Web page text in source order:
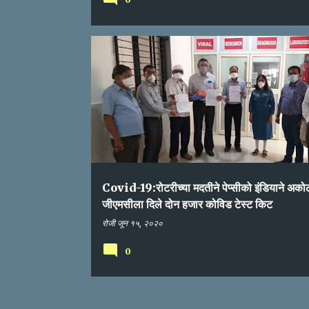
Covid-19:रोटरीच्या मदतीने पेप्सीको इंडियाने
जीएमसीला दिले दोन हजार कोविड टेस्ट किट
रोजीजून १५, २०२०
पेप्सिको इंडिया रोटरी क्लब CIVOD-19 CORONA VIRUS
0